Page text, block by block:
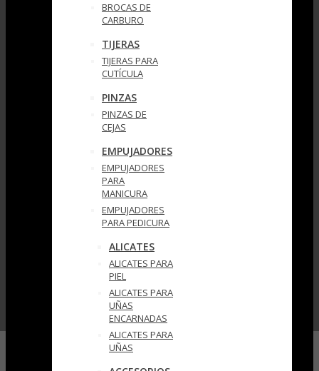
BROCAS DE
CARBURO
TIJERAS
TIJERAS PARA
CUTÍCULA
PINZAS
PINZAS DE
CEJAS
EMPUJADORES
EMPUJADORES
PARA
MANICURA
EMPUJADORES
PARA PEDICURA
ALICATES
ALICATES PARA
PIEL
ALICATES PARA
UÑAS
ENCARNADAS
ALICATES PARA
UÑAS